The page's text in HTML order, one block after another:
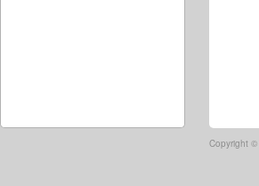
Copyright ©